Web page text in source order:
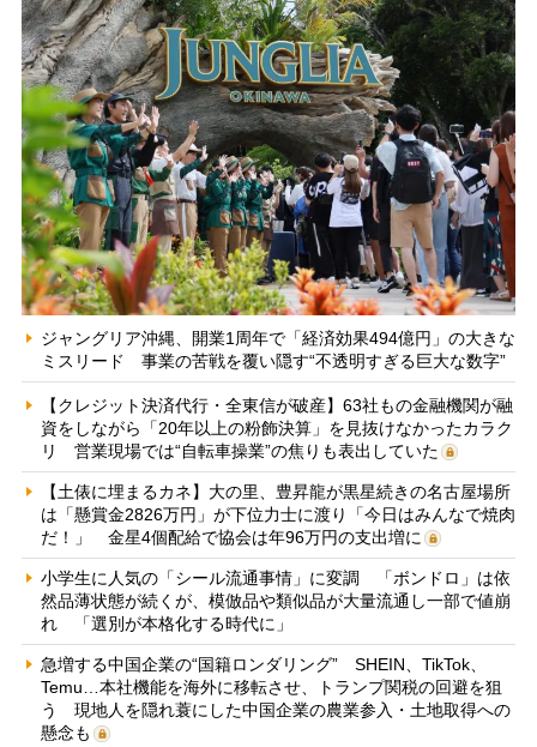
ジャングリア沖縄、開業1周年で「経済効果494億円」の大きな
ミスリード 事業の苦戦を覆い隠す“不透明すぎる巨大な数字”
【クレジット決済代行・全東信が破産】63社もの金融機関が融
資をしながら「20年以上の粉飾決算」を見抜けなかったカラク
リ 営業現場では“自転車操業”の焦りも表出していた
【土俵に埋まるカネ】大の里、豊昇龍が黒星続きの名古屋場所
は「懸賞金2826万円」が下位力士に渡り「今日はみんなで焼肉
だ！」 金星4個配給で協会は年96万円の支出増に
小学生に人気の「シール流通事情」に変調 「ボンドロ」は依
然品薄状態が続くが、模倣品や類似品が大量流通し一部で値崩
れ 「選別が本格化する時代に」
急増する中国企業の“国籍ロンダリング” SHEIN、TikTok、
Temu…本社機能を海外に移転させ、トランプ関税の回避を狙
う 現地人を隠れ蓑にした中国企業の農業参入・土地取得への
懸念も